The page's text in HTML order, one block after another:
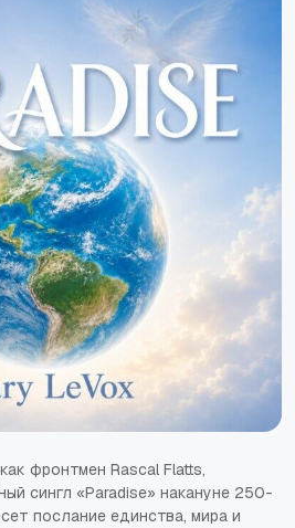
фронтмен Rascal Flatts,
сингл «Paradise» накануне 250-
послание единства, мира и